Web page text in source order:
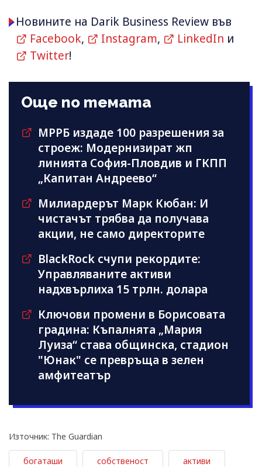
Новините на Darik Business Review във
Facebook, Instagram, LinkedIn и
Twitter!
Още по темата
МРРБ издаде 100 разрешения за
строеж: Модернизират жп
линията София-Пловдив и ГКПП
„Капитан Андреево“
Милиардерът Марк Кюбан: И
чистачът трябва да получава
акции, не само директорите
BlackRock счупи рекордите:
Управляваните активи
надхвърлиха 15 трлн. долара
Ключови промени в Борисовата
градина: Къпалнята „Мария
Луиза“ става общинска, стадион
"Юнак" се превръща в зелен
амфитеатър
Източник: The Guardian
богаташи собственост активи